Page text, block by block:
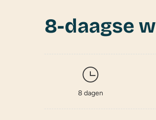
8-daagse
8 dagen